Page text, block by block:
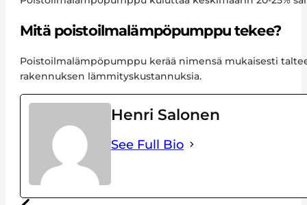
Mitä poistoilmalämpöpumppu tekee?
Poistoilmalämpöpumppu kerää nimensä mukaisesti
rakennuksen lämmityskustannuksia.
Henri Salonen
See Full Bio